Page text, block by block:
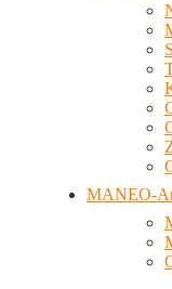
MANEO-